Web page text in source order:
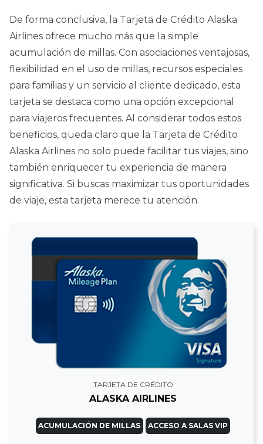
De forma conclusiva, la Tarjeta de Crédito Alaska
Airlines ofrece mucho más que la simple
acumulación de millas. Con asociaciones ventajosas,
flexibilidad en el uso de millas, recursos especiales
para familias y un servicio al cliente dedicado, esta
tarjeta se destaca como una opción excepcional
para viajeros frecuentes. Al considerar todos estos
beneficios, queda claro que la Tarjeta de Crédito
Alaska Airlines no solo puede facilitar tus viajes, sino
también enriquecer tu experiencia de manera
significativa. Si buscas maximizar tus oportunidades
de viaje, esta tarjeta merece tu atención.
TARJETA DE CRÉDITO
ALASKA AIRLINES
ACUMULACIÓN DE MILLAS ACCESO A SALAS VIP